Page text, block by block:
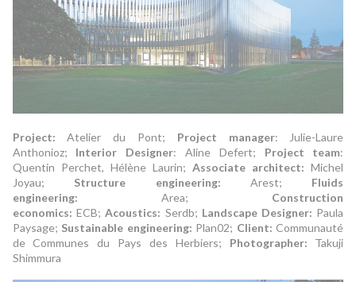
Project: Atelier du Pont; Project manager: Julie-Laure
Anthonioz; Interior Designer: Aline Defert; Project team:
Quentin Perchet, Hélène Laurin;Associate architect: Michel
Joyau; Structure engineering: Arest; Fluids
engineering: Area; Construction
economics: ECB;Acoustics: Serdb; Landscape Designer: Paula
Paysage; Sustainable engineering: Plan02; Client: Communauté
de Communes du Pays des Herbiers; Photographer: Takuji
Shimmura